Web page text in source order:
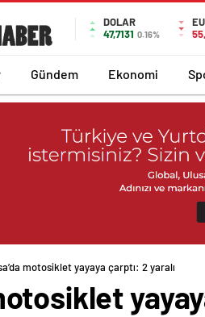
DOLAR
47,7131 0.16%
Gündem Ekonomi
motosiklet yayaya çarptı: 2 yaralı